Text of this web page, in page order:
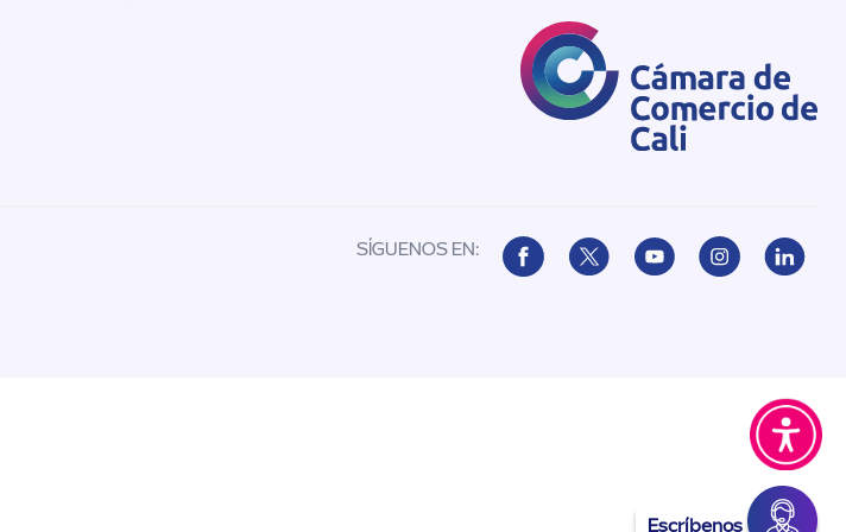
Escríbenos
SÍGUENOS EN: